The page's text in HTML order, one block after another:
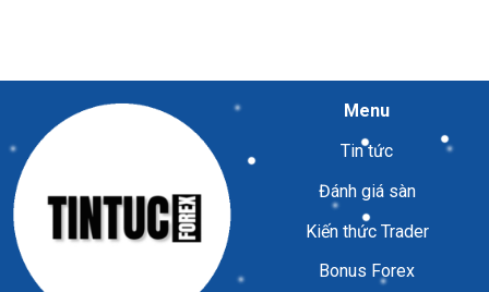
Menu
Tin tức
Đánh giá sàn
Kiến thức Trader
Bonus Forex